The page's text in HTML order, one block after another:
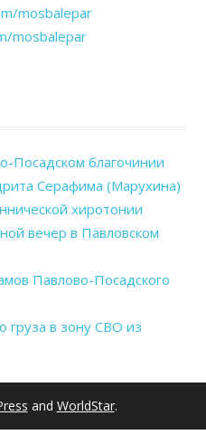
mosbalepar
mosbalepar
Посадском благочинии
Серафима (Марухина)
хиротонии
вечер в Павловском
Павлово-Посадского
груза в зону СВО из
and WorldStar.